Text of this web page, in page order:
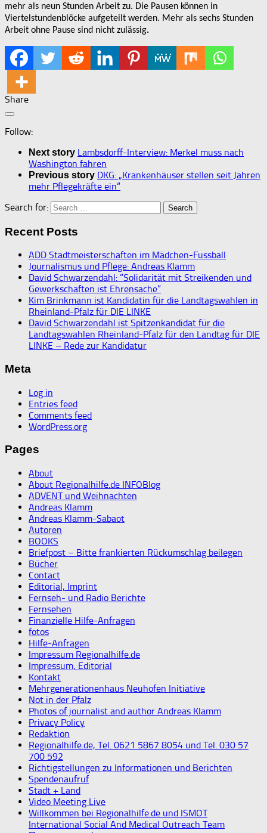
mehr als neun Stunden Arbeit zu. Die Pausen können in
Viertelstundenblöcke aufgeteilt werden. Mehr als sechs Stunden
Arbeit ohne Pause sind nicht zulässig.
Share
Follow:
Next story Lambsdorff-Interview: Merkel muss nach
Washington fahren
Previous story DKG: „Krankenhäuser stellen seit Jahren
mehr Pflegekräfte ein“
Search for:
Recent Posts
ADD Stadtmeisterschaften im Mädchen-Fussball
Journalismus und Pflege: Andreas Klamm
David Schwarzendahl: “Solidarität mit Streikenden und
Gewerkschaften ist Ehrensache”
Kim Brinkmann ist Kandidatin für die Landtagswahlen in
Rheinland-Pfalz für DIE LINKE
David Schwarzendahl ist Spitzenkandidat für die
Landtagswahlen Rheinland-Pfalz für den Landtag für DIE
LINKE – Rede zur Kandidatur
Meta
Log in
Entries feed
Comments feed
WordPress.org
Pages
About
About Regionalhilfe.de INFOBlog
ADVENT und Weihnachten
Andreas Klamm
Andreas Klamm-Sabaot
Autoren
BOOKS
Briefpost – Bitte frankierten Rückumschlag beilegen
Bücher
Contact
Editorial, Imprint
Fernseh- und Radio Berichte
Fernsehen
Finanzielle Hilfe-Anfragen
fotos
Hilfe-Anfragen
Impressum Regionalhilfe.de
Impressum, Editorial
Kontakt
Mehrgenerationenhaus Neuhofen Initiative
Not in der Pfalz
Photos of journalist and author Andreas Klamm
Privacy Policy
Redaktion
Regionalhilfe.de, Tel. 0621 5867 8054 und Tel. 030 57
700 592
Richtigstellungen zu Informationen und Berichten
Spendenaufruf
Stadt + Land
Video Meeting Live
Willkommen bei Regionalhilfe.de und ISMOT
International Social And Medical Outreach Team